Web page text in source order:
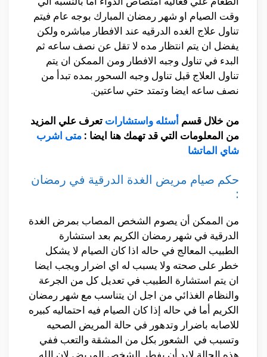
وقت الصيام او شهر رمضان المبارك بوجه عام فيتم
تناول علاج الغده الدرقيه عند الافطار مباشره ولكن
يفضل ان يتم انتظار مده لا تقل عن نصف ساعه ثم
البدء في تناول وجبه الافطار ومن الممكن ان يتم
تناول العلاج قبل تناول وجبه السحور بمده تبدأ من
نصف ساعه ايضا وتمتد حتي ساعتين.
من خلال قسم أسئله واستشارات تعرف علي المزيد
من المعلومات التي قد تهمك هنا ايضا : متى اشرب
شاي الماتشا
حكم صيام مريض الغدة الدرقية في رمضان
:
من الممكن أن يصوم الشخص المصاب بمرض الغدة
الدرقية في شهر رمضان الكريم بعد استشارة
الطبيب المعالج في حاله اذا كان الصيام لا يشكل
خطر على صحته ولا يسبب له اي اضرار ويجب ايضا
ان يتم استشارة الطبيب في تعديل كل من الجرعة
والنظام الغذائي من اجل ان يتناسب مع شهر رمضان
الكريم أما في حاله إذا كان الصيام فيه احتماليه كبيره
للاصابه باضرار وتدهور في حالة المريض الصحيه
وتسبب في الشعور بكل من المشقة والتعب ففي